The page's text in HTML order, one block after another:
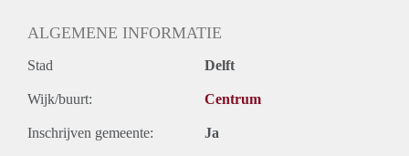
ALGEMENE INFORMATIE
Stad Delft
Wijk/buurt: Centrum
Inschrijven gemeente: Ja